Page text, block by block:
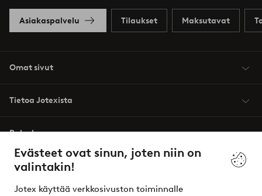
Evästeet ovat sinun, joten niin on
valintakin!
Jotex käyttää verkkosivuston toiminnalle
Asiakaspalvelu Tilaukset Maksutavat
Omat sivut
Tietoa Jotexista
Palvelumme
Ehdot